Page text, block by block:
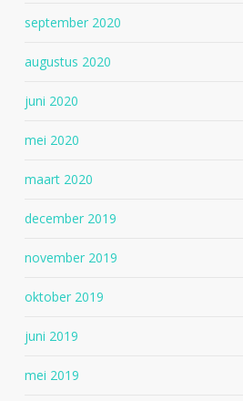
september 2020
augustus 2020
juni 2020
mei 2020
maart 2020
december 2019
november 2019
oktober 2019
juni 2019
mei 2019